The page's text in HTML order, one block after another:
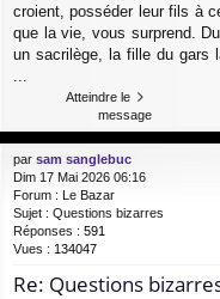
croient, posséder leur fils à
que la vie, vous surprend.
un sacrilège, la fille du gars
Atteindre le
message
par sam sanglebuc
Dim 17 Mai 2026 06:16
Forum : Le Bazar
Sujet : Questions bizarres
Réponses : 591
Vues : 134047
Re: Questions